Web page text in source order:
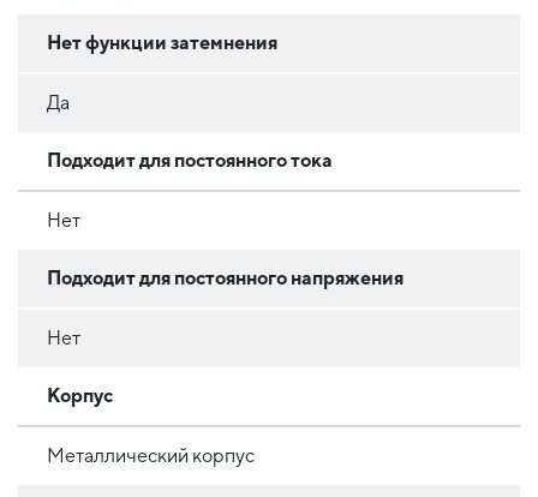
Нет функции затемнения
Да
Подходит для постоянного тока
Нет
Подходит для постоянного напряжения
Нет
Корпус
Металлический корпус